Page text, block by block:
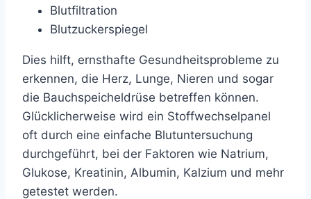
Blutfiltration
Blutzuckerspiegel
Dies hilft, ernsthafte Gesundheitsprobleme zu
erkennen, die Herz, Lunge, Nieren und sogar
die Bauchspeicheldrüse betreffen können.
Glücklicherweise wird ein Stoffwechselpanel
oft durch eine einfache Blutuntersuchung
durchgeführt, bei der Faktoren wie Natrium,
Glukose, Kreatinin, Albumin, Kalzium und mehr
getestet werden.